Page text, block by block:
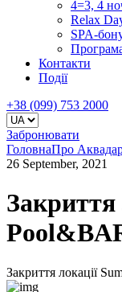
4=3, 4
Relax
SPA-
Контакти
Події
+38 (099) 753 2000
Забронювати
ГоловнаПро
26 September, 2021
Закриття
Закриття локації